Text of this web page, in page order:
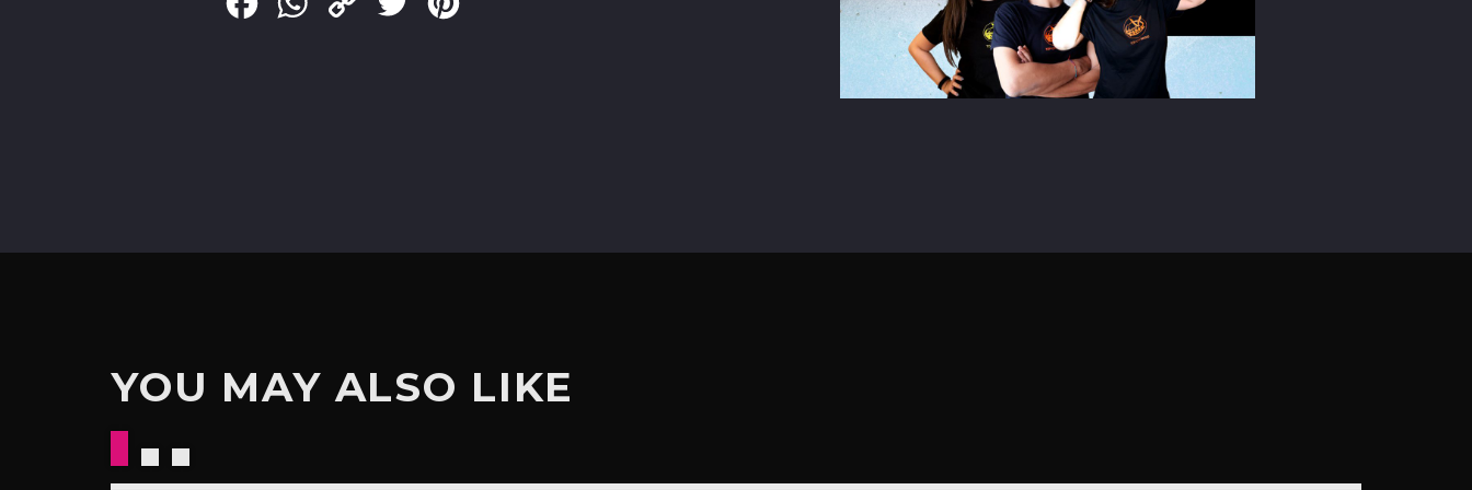
YOU MAY ALSO LIKE